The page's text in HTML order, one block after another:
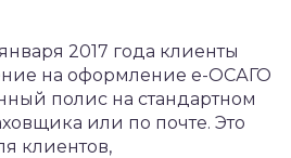
2017 года клиенты
на оформление е-ОСАГО
полис на стандартном
или по почте. Это
клиентов,